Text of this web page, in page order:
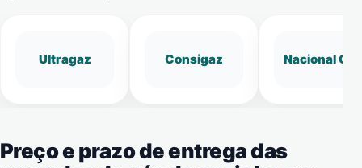
Ultragaz Consigaz Nacional Gás
Preço e prazo de entrega das